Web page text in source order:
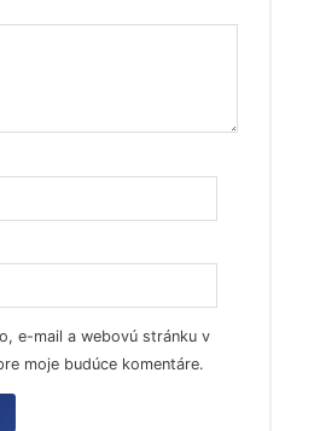
e-mail a webovú stránku v
moje budúce komentáre.